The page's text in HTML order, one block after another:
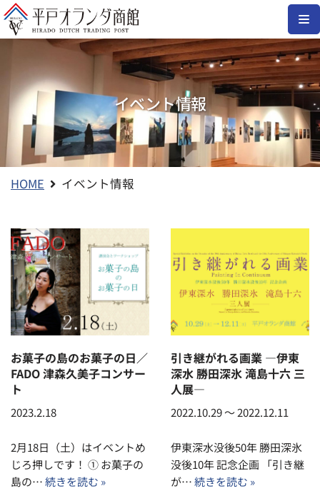
コ
ン
ツ
プ
イベント情報
HOME イベント情報
お菓子の島のお菓子の日／
FADO 津森久美子コンサー
ト
2023.2.18
2月18日（土）はイベントめ
じろ押しです！ ① お菓子の
島の…続きを読む »
引き継がれる画業 ―伊東
深水 勝田深氷 滝島十六 三
人展―
2022.10.29 ～ 2022.12.11
伊東深水没後50年 勝田深氷
没後10年 記念企画 「引き継
が…続きを読む »